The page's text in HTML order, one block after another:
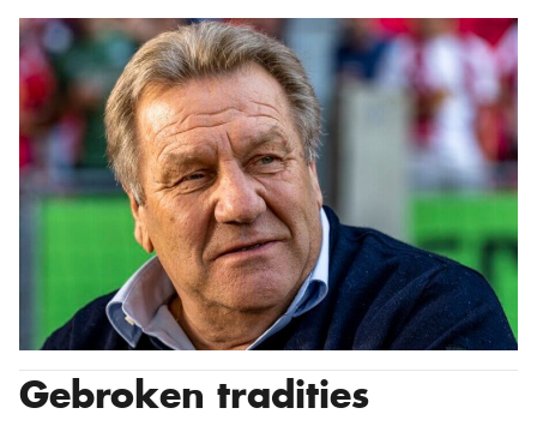
Gebroken tradities